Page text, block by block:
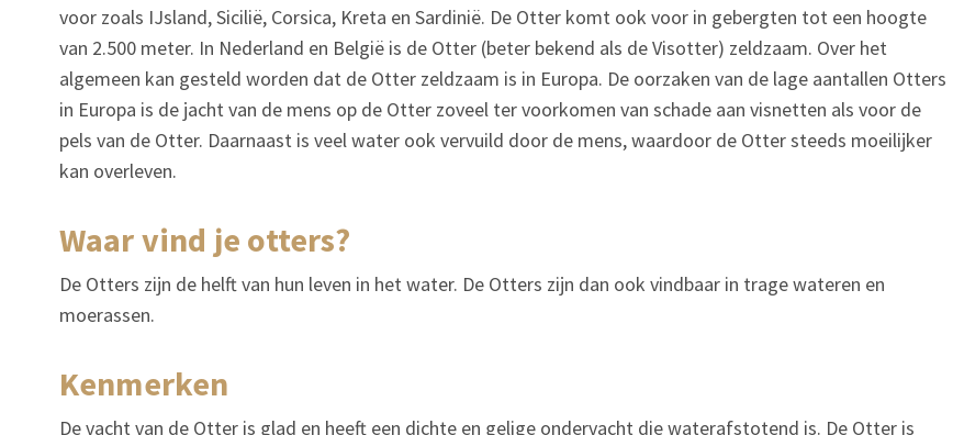
voor zoals IJsland, Sicilië, Corsica, Kreta en Sardinië. De Otter komt ook voor in gebergten tot een hoogte
van 2.500 meter. In Nederland en België is de Otter (beter bekend als de Visotter) zeldzaam. Over het
algemeen kan gesteld worden dat de Otter zeldzaam is in Europa. De oorzaken van de lage aantallen Otters
in Europa is de jacht van de mens op de Otter zoveel ter voorkomen van schade aan visnetten als voor de
pels van de Otter. Daarnaast is veel water ook vervuild door de mens, waardoor de Otter steeds moeilijker
kan overleven.
waar vind je otters?
De Otters zijn de helft van hun leven in het water. De Otters zijn dan ook vindbaar in trage wateren en
moerassen.
kenmerken
De vacht van de Otter is glad en heeft een dichte en gelige ondervacht die waterafstotend is. De Otter is